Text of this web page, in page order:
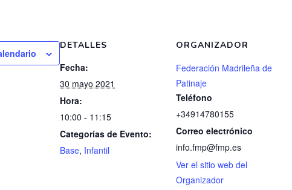
DETALLES
Fecha:
30 mayo 2021
Hora:
10:00 - 11:15
Categorías de Evento:
Base, Infantil
ORGANIZADOR
Federación Madrileña de
Patinaje
Teléfono
+34914780155
Correo electrónico
info.fmp@fmp.es
Ver el sitio web del
Organizador